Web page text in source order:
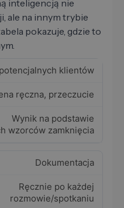
inteligencją nie
ale na innym trybie
pokazuje, gdzie to
klientów
ręczna, przeczucie
Wynik na podstawie
wzorców zamknięcia
Dokumentacja
Ręcznie po każdej
rozmowie/spotkaniu